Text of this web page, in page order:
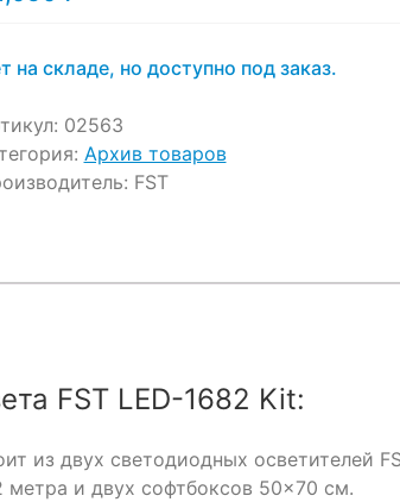
на складе, но доступно под заказ.
02563
Архив товаров
FST
FST LED-1682 Kit:
из двух светодиодных осветителей
и двух софтбоксов 50×70 см.